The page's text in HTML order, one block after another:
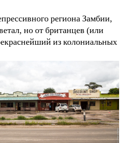
региона Замбии,
но от британцев (или
из колониальных